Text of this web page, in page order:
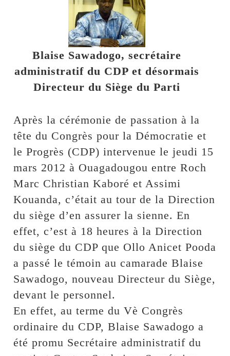
Blaise Sawadogo, secrétaire
administratif du CDP et désormais
Directeur du Siège du Parti
Après la cérémonie de passation à la
tête du Congrès pour la Démocratie et
le Progrès (CDP) intervenue le jeudi 15
mars 2012 à Ouagadougou entre Roch
Marc Christian Kaboré et Assimi
Kouanda, c’était au tour de la Direction
du siège d’en assurer la sienne. En
effet, c’est à 18 heures à la Direction
du siège du CDP que Ollo Anicet Pooda
a passé le témoin au camarade Blaise
Sawadogo, nouveau Directeur du Siège,
devant le personnel.
En effet, au terme du Vè Congrès
ordinaire du CDP, Blaise Sawadogo a
été promu Secrétaire administratif du